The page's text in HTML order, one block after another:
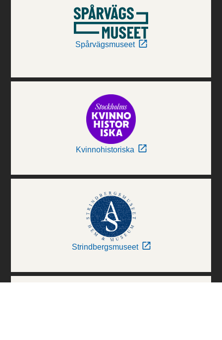
Spårvägsmuseet
Kvinnohistoriska
Strindbergsmuseet